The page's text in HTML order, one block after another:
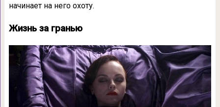
начинает на него охоту.
Жизнь за гранью